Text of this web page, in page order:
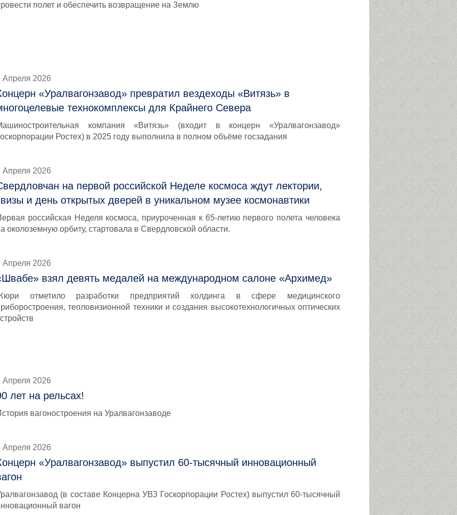
полет и обеспечить возвращение на Землю
Апреля 2026
«Уралвагонзавод» превратил вездеходы «Витязь» в
технокомплексы для Крайнего Севера
компания «Витязь» (входит в концерн «Уралвагонзавод»
Ростех) в 2025 году выполнила в полном объёме госзадания
Апреля 2026
на первой российской Неделе космоса ждут лектории,
и день открытых дверей в уникальном музее космонавтики
российская Неделя космоса, приуроченная к 65-летию первого полета человека
околоземную орбиту, стартовала в Свердловской области.
Апреля 2026
взял девять медалей на международном салоне «Архимед»
отметило разработки предприятий холдинга в сфере медицинского
тепловизионной техники и создания высокотехнологичных оптических
Апреля 2026
лет на рельсах!
вагоностроения на Уралвагонзаводе
Апреля 2026
«Уралвагонзавод» выпустил 60-тысячный инновационный
(в составе Концерна УВЗ Госкорпорации Ростех) выпустил 60-тысячный
вагон